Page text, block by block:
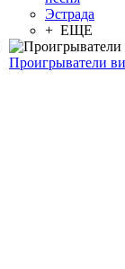
Эстрада
+ ЕЩЕ
Проигрыватели